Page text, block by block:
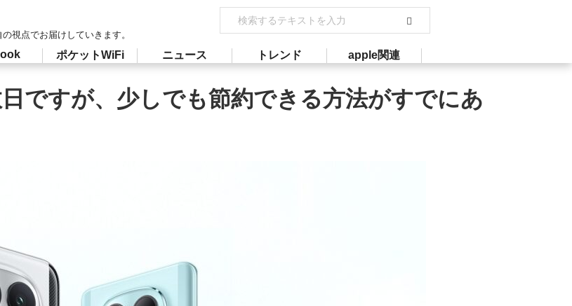
視点でお届けしていきます。
ポケットWiFi ニュース トレンド apple関連
ですが、少しでも節約できる方法がすでにあ